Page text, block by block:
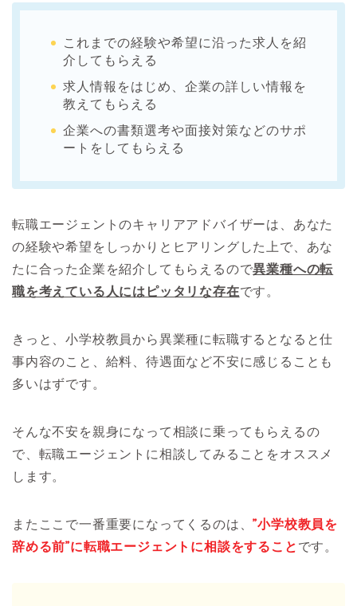
これまでの経験や希望に沿った求人を紹
介してもらえる
求人情報をはじめ、企業の詳しい情報を
教えてもらえる
企業への書類選考や面接対策などのサポ
ートをしてもらえる
転職エージェントのキャリアアドバイザーは、あなた
の経験や希望をしっかりとヒアリングした上で、あな
たに合った企業を紹介してもらえるので異業種への転
職を考えている人にはピッタリな存在です。
きっと、小学校教員から異業種に転職するとなると仕
事内容のこと、給料、待遇面など不安に感じることも
多いはずです。
そんな不安を親身になって相談に乗ってもらえるの
で、転職エージェントに相談してみることをオススメ
します。
またここで一番重要になってくるのは、”小学校教員を
辞める前”に転職エージェントに相談をすること です。